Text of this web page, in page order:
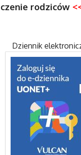
rodziców
Dziennik